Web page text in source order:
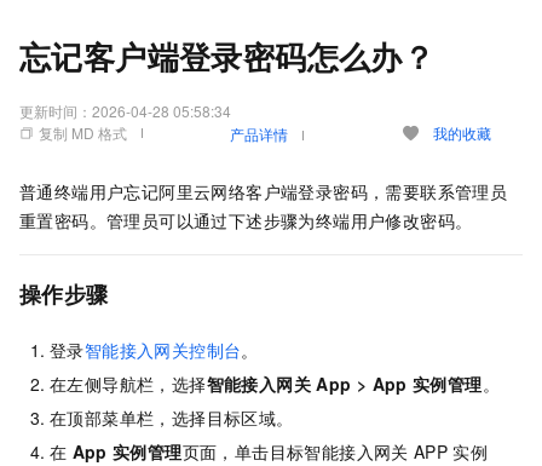
忘记客户端登录密码怎么办？
更新时间： 2026-04-28 05:58:34
复制 MD 格式
产品详情 我的收藏
普通终端用户忘记阿里云网络客户端登录密码，需要联系管理员
重置密码。管理员可以通过下述步骤为终端用户修改密码。
操作步骤
登录智能接入网关控制台。
在左侧导航栏，选择智能接入网关 App > App 实例管理。
在顶部菜单栏，选择目标区域。
在 App 实例管理页面，单击目标智能接入网关 APP 实例